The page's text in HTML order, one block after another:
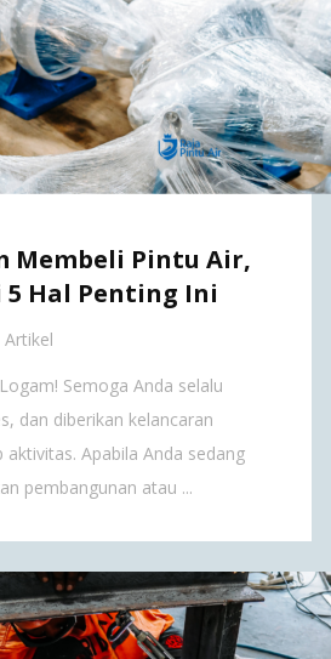
Membeli Pintu Air,
5 Hal Penting Ini
Artikel
Semoga Anda selalu
dan diberikan kelancaran
aktivitas. Apabila Anda sedang
pembangunan atau ...